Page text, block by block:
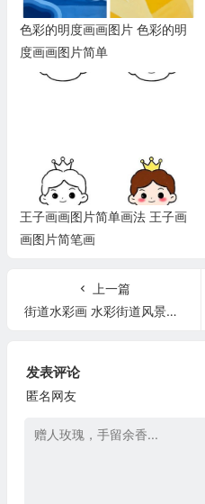
色彩的明度画画图片 色彩的明
度画画图片简单
王子画画图片简单画法 王子画
画图片简笔画
上一篇
街道水彩画 水彩街道风景画简单
发表评论
匿名网友